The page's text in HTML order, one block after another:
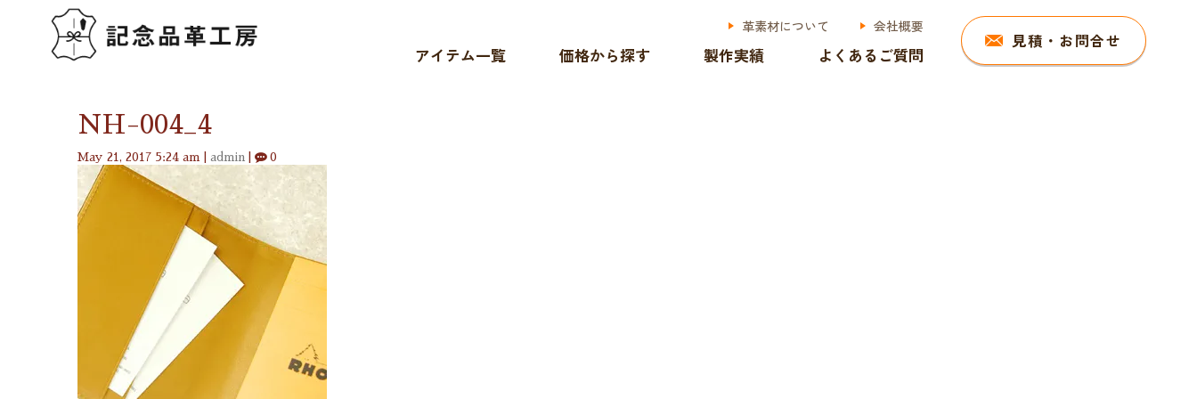
アイテム一覧 価格から探す 製作実績 よくあるご質問
見積・お問合せ
革素材について 会社概要
NH-004_4
May 21, 2017 5:24 am admin 0